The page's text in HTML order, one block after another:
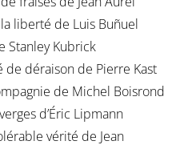
liberté de Luis Buñuel
Stanley Kubrick
de déraison de Pierre Kast
de Michel Boisrond
d’Éric Lipmann
vérité de Jean